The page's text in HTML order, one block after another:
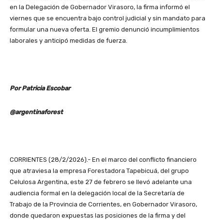
en la Delegación de Gobernador Virasoro, la firma informó el
viernes que se encuentra bajo control judicial y sin mandato para
formular una nueva oferta. El gremio denunció incumplimientos
laborales y anticipó medidas de fuerza.
Por Patricia Escobar
@argentinaforest
CORRIENTES (28/2/2026).- En el marco del conflicto financiero
que atraviesa la empresa Forestadora Tapebicuá, del grupo
Celulosa Argentina, este 27 de febrero se llevó adelante una
audiencia formal en la delegación local de la Secretaría de
Trabajo de la Provincia de Corrientes, en Gobernador Virasoro,
donde quedaron expuestas las posiciones de la firma y del